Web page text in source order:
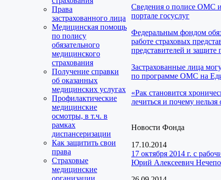
Права
застрахованного лица
Медицинская помощь
по полису
обязательного
медицинского
страхования
Получение справки
об оказанных
медицинских услугах
Профилактические
медицинские
осмотры, в т.ч. в
рамках
диспансеризации
Как защитить свои
права
Страховые
медицинские
организации
Сведения о полисе ОМС
портале госуслуг
Федеральным фондом
работе страховых
представителей и защите
Застрахованные лица
по программе ОМС на
«Рак становится
лечиться и почему нельзя
Новости Фонда
17.10.2014
17 октября 2014 г. с
Юрий Алексеевич